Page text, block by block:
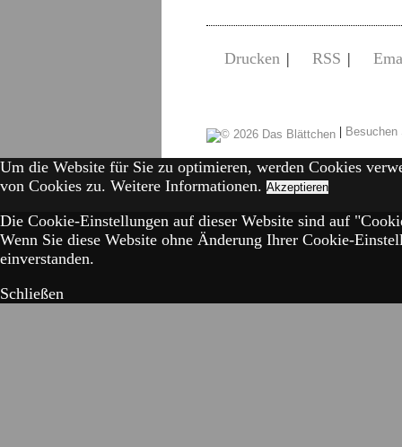
Drucken | RSS |
|
Um die Website für Sie zu optimieren, werden Cookies
von Cookies zu. Weitere Informationen. Akzeptieren
Die Cookie-Einstellungen auf dieser Website sind auf
Wenn Sie diese Website ohne Änderung Ihrer Cookie-
einverstanden.
Schließen